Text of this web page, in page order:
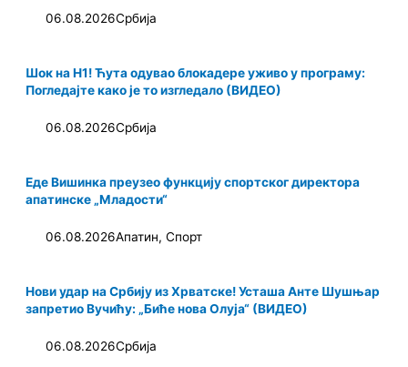
06.08.2026Србија
Шок на Н1! Ћута одувао блокадере уживо у програму:
Погледајте како је то изгледало (ВИДЕО)
06.08.2026Србија
Еде Вишинка преузео функцију спортског директора
апатинске „Младости“
06.08.2026Апатин,Спорт
Нови удар на Србију из Хрватске! Усташа Анте Шушњар
запретио Вучићу: „Биће нова Олуја“ (ВИДЕО)
06.08.2026Србија